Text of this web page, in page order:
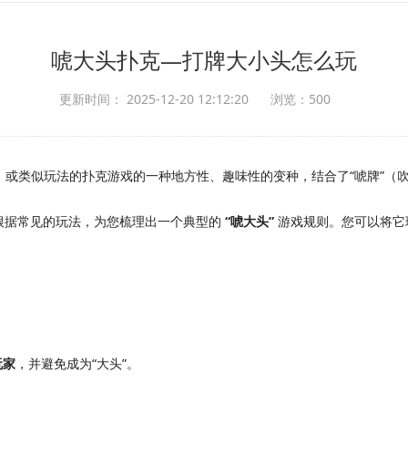
唬大头扑克—打牌大小头怎么玩
更新时间： 2025-12-20 12:12:20 浏览：500
或类似玩法的扑克游戏的一种地方性、趣味性的变种，结合了“唬牌”（
常见的玩法，为您梳理出一个典型的 “唬大头” 游戏规则。您可以将
，并避免成为“大头”。